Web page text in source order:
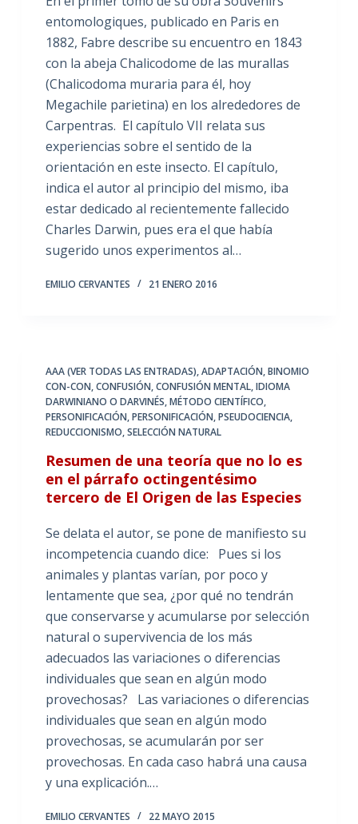
entomologiques, publicado en Paris en
1882, Fabre describe su encuentro en 1843
con la abeja Chalicodome de las murallas
(Chalicodoma muraria para él, hoy
Megachile parietina) en los alrededores de
Carpentras. El capítulo VII relata sus
experiencias sobre el sentido de la
orientación en este insecto. El capítulo,
indica el autor al principio del mismo, iba
estar dedicado al recientemente fallecido
Charles Darwin, pues era el que había
sugerido unos experimentos al…
EMILIO CERVANTES 21 ENERO 2016
AAA (VER TODAS LAS ENTRADAS),ADAPTACIÓN,BINOMIO
CON-CON,CONFUSIÓN,CONFUSIÓN MENTAL,IDIOMA
DARWINIANO O DARVINÉS,MÉTODO CIENTÍFICO,
PERSONIFICACIÓN,PERSONIFICACIÓN,PSEUDOCIENCIA,
REDUCCIONISMO,SELECCIÓN NATURAL
Resumen de una teoría que no lo es
en el párrafo octingentésimo
tercero de El Origen de las Especies
Se delata el autor, se pone de manifiesto su
incompetencia cuando dice: Pues si los
animales y plantas varían, por poco y
lentamente que sea, ¿por qué no tendrán
que conservarse y acumularse por selección
natural o supervivencia de los más
adecuados las variaciones o diferencias
individuales que sean en algún modo
provechosas? Las variaciones o diferencias
individuales que sean en algún modo
provechosas, se acumularán por ser
provechosas. En cada caso habrá una causa
y una explicación.…
EMILIO CERVANTES 22 MAYO 2015